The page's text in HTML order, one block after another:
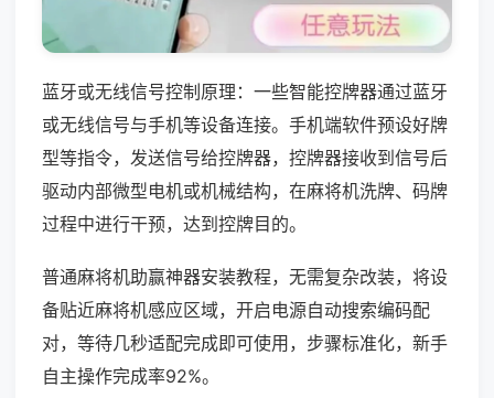
蓝牙或无线信号控制原理：一些智能控牌器通过蓝牙
或无线信号与手机等设备连接。手机端软件预设好牌
型等指令，发送信号给控牌器，控牌器接收到信号后
驱动内部微型电机或机械结构，在麻将机洗牌、码牌
过程中进行干预，达到控牌目的。
普通麻将机助赢神器安装教程，无需复杂改装，将设
备贴近麻将机感应区域，开启电源自动搜索编码配
对，等待几秒适配完成即可使用，步骤标准化，新手
自主操作完成率92%。